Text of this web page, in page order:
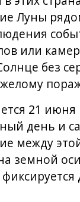
Луны
или
без
21 июня
день и
между
земной